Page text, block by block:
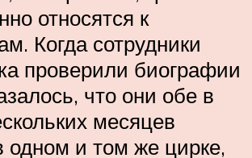
относятся к
Когда сотрудники
проверили биографии
что они обе в
месяцев
одном и том же цирке,